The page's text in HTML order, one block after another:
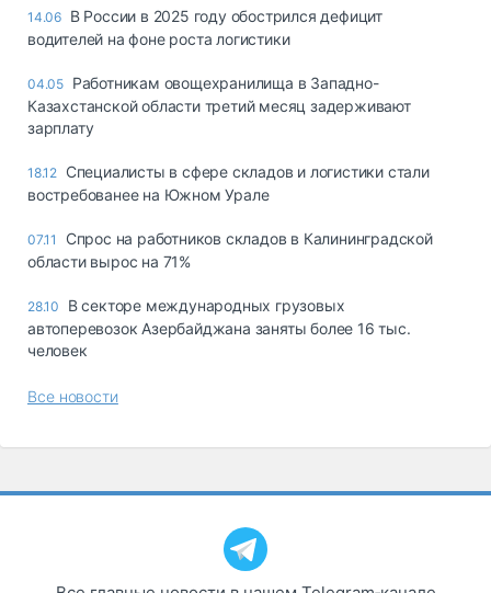
14.06 В России в 2025 году обострился дефицит
водителей на фоне роста логистики
04.05 Работникам овощехранилища в Западно-
Казахстанской области третий месяц задерживают
зарплату
18.12 Специалисты в сфере складов и логистики стали
востребованее на Южном Урале
07.11
Спрос на работников складов в Калининградской
области вырос на 71%
28.10
В секторе международных грузовых
автоперевозок Азербайджана заняты более 16 тыс.
человек
Все новости